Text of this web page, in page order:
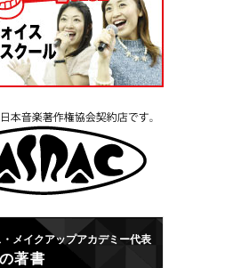
メイクアップアカデミー代表
著書